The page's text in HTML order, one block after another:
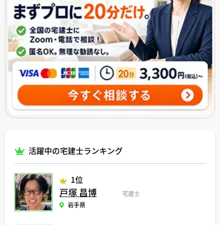
活躍中の宅建士ランキング
1位
戸塚 昌博
宅建士
岩手県